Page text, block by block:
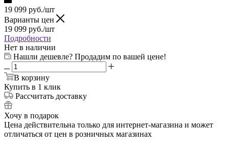
19 099 руб./шт
Варианты цен
19 099 руб./шт
Подробности
Нет в наличии
Нашли дешевле? Продадим по вашей цене!
В корзину
Купить в 1 клик
Рассчитать доставку
Хочу в подарок
Цена действительна только для интернет-магазина и может
отличаться от цен в розничных магазинах